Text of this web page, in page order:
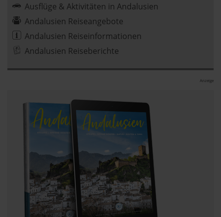
Ausflüge & Aktivitäten in Andalusien
Andalusien Reiseangebote
Andalusien Reiseinformationen
Andalusien Reiseberichte
Anzeige